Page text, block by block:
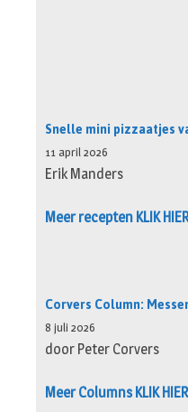
Snelle mini pizzaatjes
11 april 2026
Erik Manders
Meer recepten KLIK
Corvers Column:
8 juli 2026
door Peter Corvers
Meer Columns KLIK